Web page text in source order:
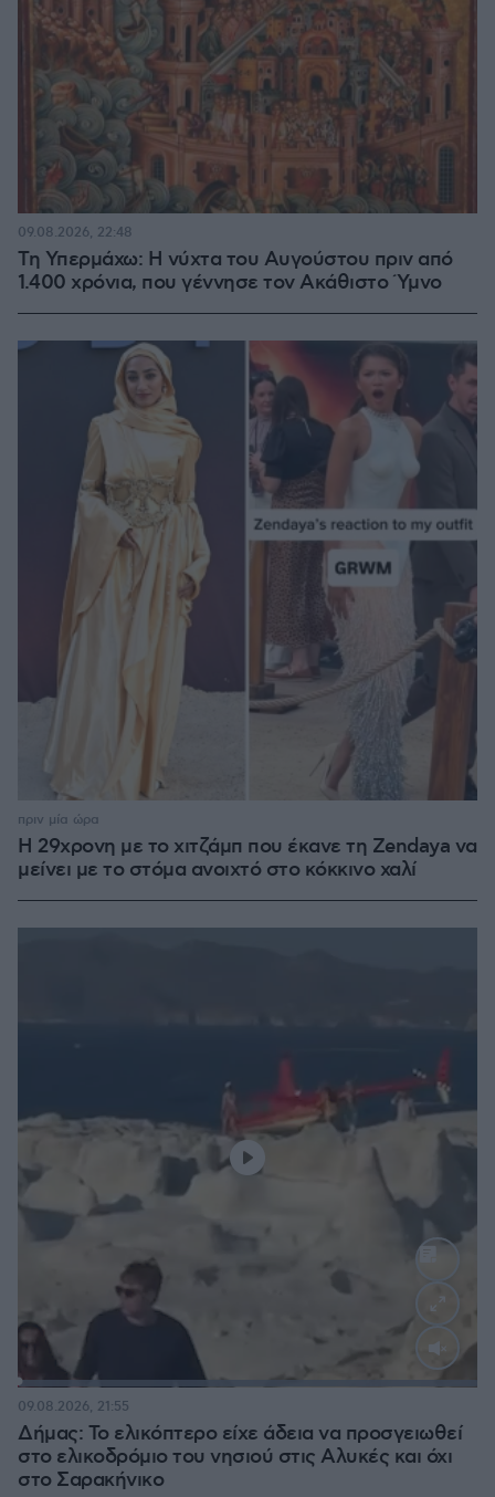
Τη Υπερμάχω: Η νύχτα του Αυγούστου πριν από
1.400 χρόνια, που γέννησε τον Ακάθιστο Ύμνο
09.08.2026, 22:48
Η 29χρονη με το χιτζάμπ που έκανε τη Zendaya να
μείνει με το στόμα ανοιχτό στο κόκκινο χαλί
πριν μία ώρα
:
Δήμας: Το ελικόπτερο είχε άδεια να προσγειωθεί
στο ελικοδρόμιο του νησιού στις Αλυκές και όχι
στο Σαρακήνικο
09.08.2026, 21:55